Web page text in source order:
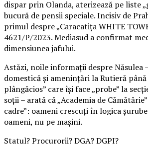
dispar prin Olanda, aterizează pe liste
bucură de pensii speciale. Incisiv de
primul despre „Caracatița WHITE
4621/P/2023. Mediasud a confirmat
dimensiunea jafului.
Astăzi, noile informații despre Năsulea
domestică și amenințări la Rutieră
plângăcios” care își face „probe” la
soții – arată că „Academia de
cadre”: oameni crescuți în logica
oameni, nu pe mașini.
Statul? Procurorii? DGA? DGPI?